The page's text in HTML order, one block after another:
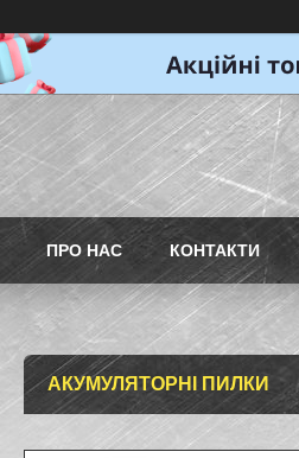
ПРО НАС КОНТАКТИ
АКУМУЛЯТОРНІ ПИЛКИ